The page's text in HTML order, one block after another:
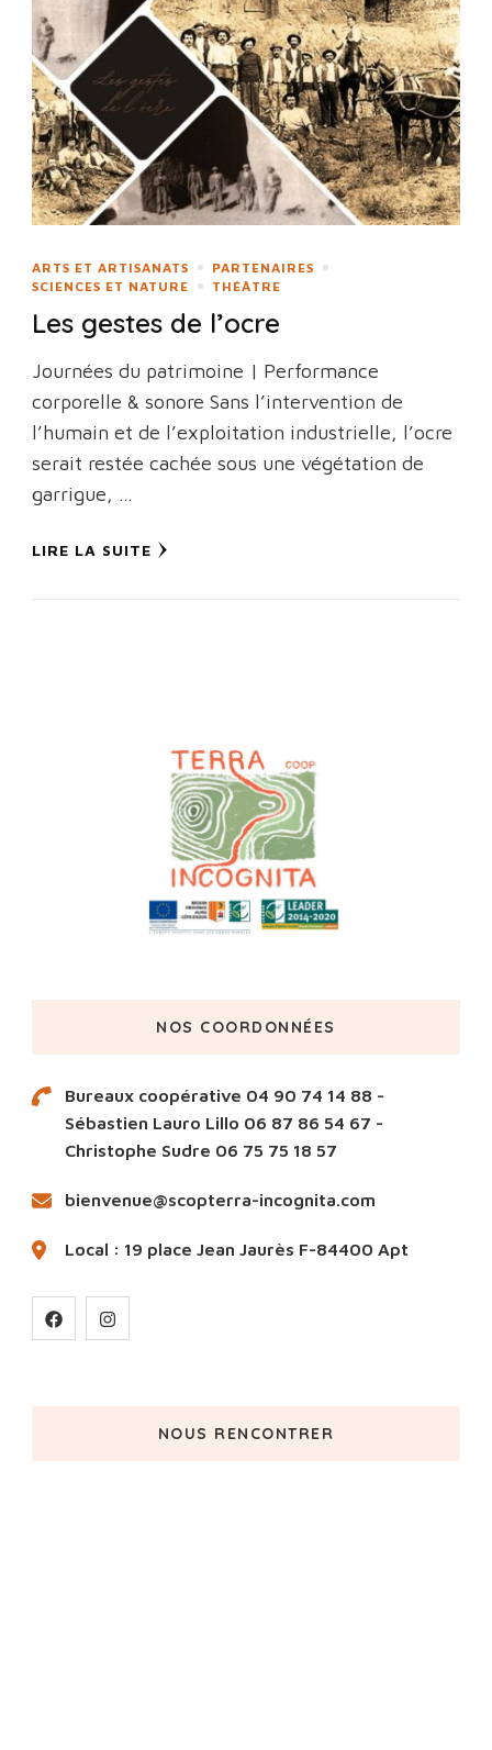
ARTS ET ARTISANATS
PARTENAIRES
SCIENCES ET NATURE
THÉÂTRE
Les gestes de l’ocre
Journées du patrimoine | Performance
corporelle & sonore Sans l’intervention de
l’humain et de l’exploitation industrielle, l’ocre
serait restée cachée sous une végétation de
garrigue, …
LIRE LA SUITE
NOS COORDONNÉES
Bureaux coopérative 04 90 74 14 88 -
Sébastien Lauro Lillo 06 87 86 54 67 -
Christophe Sudre 06 75 75 18 57
bienvenue@scopterra-incognita.com
Local : 19 place Jean Jaurès F-84400 Apt
NOUS RENCONTRER